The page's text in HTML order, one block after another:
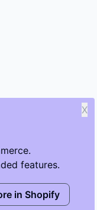
features.
X
in Shopify
and cleaner